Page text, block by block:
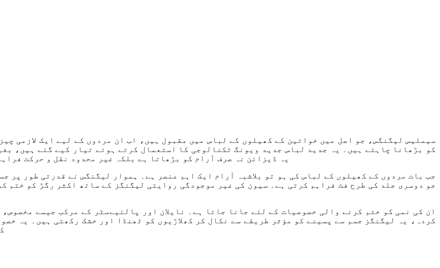
سیملیس لیگنگس، جو اصل میں خواتین کے کھیلوں کے لباس میں مقبول ہیں، اب ان مردوں کے لیے ایک لازمی
کو بڑھانا چاہتے ہیں۔ یہ جدید لباس جدید ویونگ ٹکنالوجی کا استعمال کرتے ہوئے تیار کیے گئے ہیں،
یہ ڈیزائن نہ صرف آرام کو بڑھاتا ہے بلکہ غیر محدود نقل و حرکت
جب بات مردوں کے کھیلوں کے لباس کی ہو تو بلاشبہ آرام ایک اہم عنصر ہے۔ ہموار لیگنگس نے قدرتی طور پر
جو دوسری جلد کی طرح فٹ فراہم کرتی ہے۔ سیون کی غیر موجودگی روایتی لیگنگز کے ساتھ اکثر رگڑ کو ختم
ان کی نمی کو ختم کرنے والی خصوصیات کے لئے جانا جاتا ہے۔ نایلان اور پالئیےسٹر کے مرکب جیسے
کردہ، یہ لیگنگز جسم سے پسینے کو مؤثر طریقے سے نکال کر کھلاڑیوں کو ٹھنڈا اور خشک رکھتی ہیں۔ یہ